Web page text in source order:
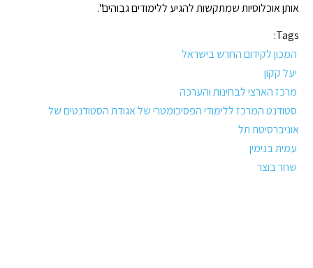
אותן אוכלוסיות שמתקשות להגיע ללימודים גבוהים".
Tags:
המכון לקידום החרש בישראל
יעל קקון
מרכז הארצי לבחינות והערכה
סטודנט המרכז ללימודי הפסיכומטרי של אגודת הסטודנטים של
אוניברסיטת תל
עמית בנימין
שחר בוצר